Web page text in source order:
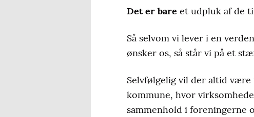
Det er bare et udpluk af de
Så selvom vi lever i en
ønsker os, så står vi på et
Selvfølgelig vil der altid være
kommune, hvor
sammenhold i foreningerne